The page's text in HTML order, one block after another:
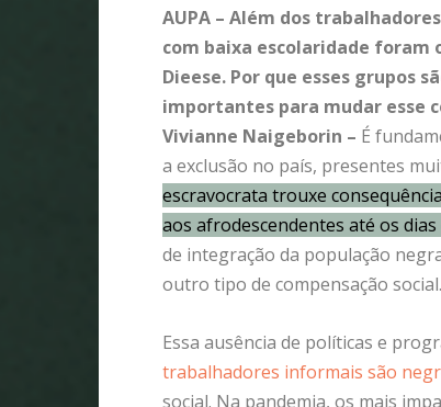
AUPA – Além dos
com baixa escolaridade foram
Dieese. Por que esses grupos
importantes para mudar esse
Vivianne Naigeborin – É
a exclusão no país, presentes
escravocrata trouxe
aos afrodescendentes até os dias
de integração da população
outro tipo de compensação social.
Essa ausência de políticas e
trabalhadores informais são
social. Na pandemia, os mais